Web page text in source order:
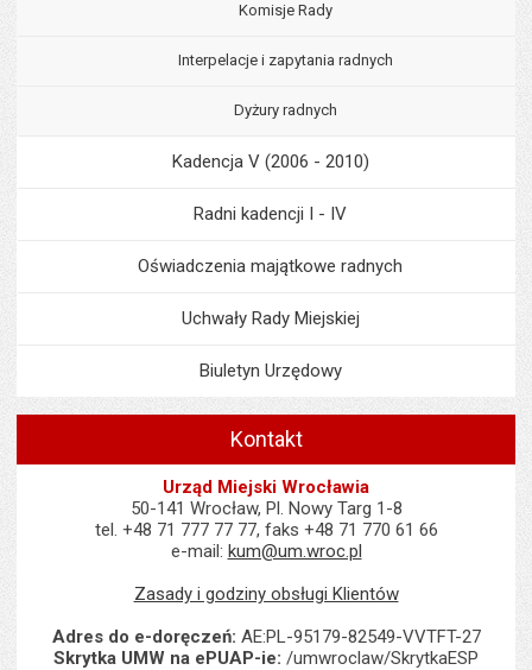
Komisje Rady
Interpelacje i zapytania radnych
Dyżury radnych
Kadencja V (2006 - 2010)
Radni kadencji I - IV
Oświadczenia majątkowe radnych
Uchwały Rady Miejskiej
Biuletyn Urzędowy
Kontakt
Urząd Miejski Wrocławia
50-141 Wrocław, Pl. Nowy Targ 1-8
tel. +48 71 777 77 77, faks +48 71 770 61 66
e-mail: kum@um.wroc.pl
Zasady i godziny obsługi Klientów
Adres do e-doręczeń: AE:PL-95179-82549-VVTFT-27
Skrytka UMW na ePUAP-ie: /umwroclaw/SkrytkaESP